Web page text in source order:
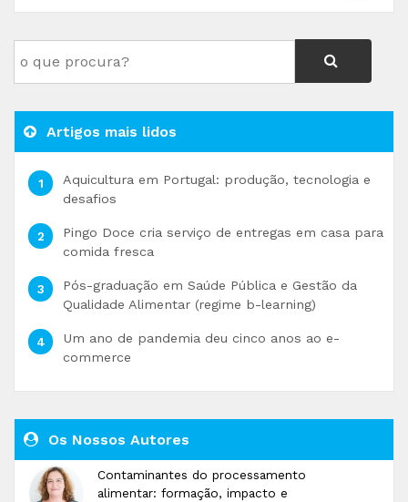
Artigos mais lidos
Aquicultura em Portugal: produção, tecnologia e
desafios
Pingo Doce cria serviço de entregas em casa para
comida fresca
Pós-graduação em Saúde Pública e Gestão da
Qualidade Alimentar (regime b-learning)
Um ano de pandemia deu cinco anos ao e-
commerce
Os Nossos Autores
Contaminantes do processamento
alimentar: formação, impacto e